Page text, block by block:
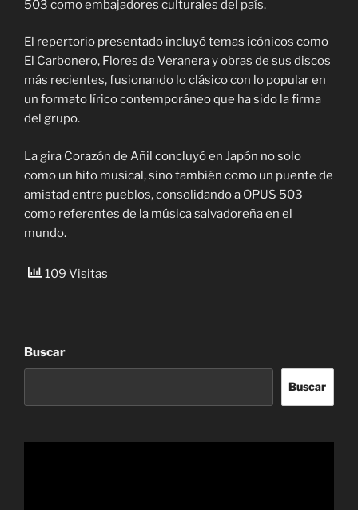
503 como embajadores culturales del país.
El repertorio presentado incluyó temas icónicos como
El Carbonero, Flores de Veranera y obras de sus discos
más recientes, fusionando lo clásico con lo popular en
un formato lírico contemporáneo que ha sido la firma
del grupo.
La gira Corazón de Añil concluyó en Japón no solo
como un hito musical, sino también como un puente de
amistad entre pueblos, consolidando a OPUS 503
como referentes de la música salvadoreña en el
mundo.
109 Visitas
Buscar
Buscar